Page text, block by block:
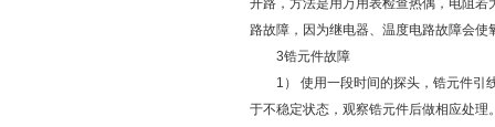
开路，方法是用万用表检查热偶，电阻
路故障，因为继电器、温度电路故障会
3锆元件故障
1） 使用一段时间的探头，锆元件引线
于不稳定状态，观察锆元件后做相应处理